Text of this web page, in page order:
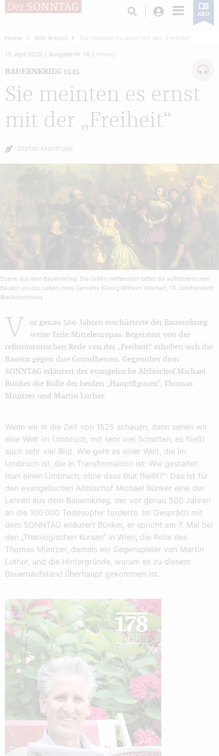
Login ABO
Home Alle Artikel Sie meinten es ernst mit der „Freiheit“
Sie meinten es ernst
mit der „Freiheit“
BAUERNKRIEG 1525
15. April 2025 Ausgabe Nr. 16 History
Autor:
Stefan Kronthaler
Szene aus dem Bauernkrieg: Die Gräfin Helfenstein bittet die aufrührerischen
Bauern um das Leben ihres Gemahls (Georg Wilhelm Volkhart, 19. Jahrhundert).
©wikicommons
V
or genau 500 Jahren erschütterte der Bauernkrieg
weite Teile Mitteleuropas. Begeistert von der
reformatorischen Rede von der „Freiheit“ erhoben sich die
Bauern gegen ihre Grundherren. Gegenüber dem
SONNTAG erläutert der evangelische Altbischof Michael
Bünker die Rolle der beiden „Hauptfiguren“, Thomas
Müntzer und Martin Luther.
Wenn wir in die Zeit von 1525 schauen, dann sehen wir
eine Welt im Umbruch, mit sehr viel Schatten, es fließt
auch sehr viel Blut. Wie geht es einer Welt, die im
Umbruch ist, die in Transformation ist: Wie gestaltet
man einen Umbruch, ohne dass Blut fließt?“: Das ist für
den evangelischen Altbischof Michael Bünker eine der
Lehren aus dem Bauernkrieg, der vor genau 500 Jahren
an die 100.000 Todesopfer forderte. Im Gespräch mit
dem SONNTAG erläutert Bünker, er spricht am 7. Mai bei
den „Theologischen Kursen“ in Wien, die Rolle des
Thomas Müntzer, damals ein Gegenspieler von Martin
Luther, und die Hintergründe, warum es zu diesem
Bauernaufstand überhaupt gekommen ist.